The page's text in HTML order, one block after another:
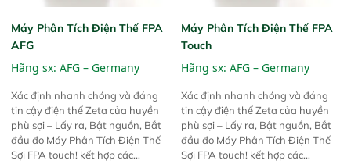
Máy Phân Tích Điện Thế FPA
AFG
Hãng sx: AFG – Germany
Xác định nhanh chóng và đáng
tin cậy điện thế Zeta của huyền
phù sợi – Lấy ra, Bật nguồn, Bắt
đầu đo Máy Phân Tích Điện Thế
Sợi FPA touch! kết hợp các
Máy Phân Tích Điện Thế FPA
Touch
Hãng sx: AFG – Germany
Xác định nhanh chóng và đáng
tin cậy điện thế Zeta của huyền
phù sợi – Lấy ra, Bật nguồn, Bắt
đầu đo Máy Phân Tích Điện Thế
Sợi FPA touch! kết hợp các